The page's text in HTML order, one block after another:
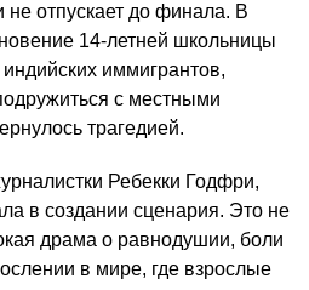
не отпускает до финала. В
14-летней школьницы
иммигрантов,
с местными
трагедией.
Ребекки Годфри,
в создании сценария. Это не
драма о равнодушии, боли
в мире, где взрослые